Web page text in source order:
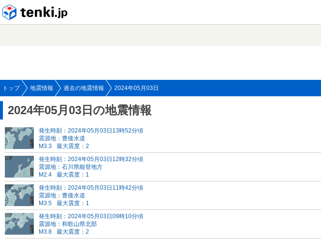
トップ 地震情報 過去の地震情報 2024年05月03日
2024年05月03日の地震情報
発生時刻：2024年05月03日13時52分頃
震源地：豊後水道
M3.3
最大震度：2
発生時刻：2024年05月03日12時32分頃
震源地：石川県能登地方
M2.4
最大震度：1
発生時刻：2024年05月03日11時42分頃
震源地：豊後水道
M3.5
最大震度：1
発生時刻：2024年05月03日09時10分頃
震源地：和歌山県北部
M3.8
最大震度：2